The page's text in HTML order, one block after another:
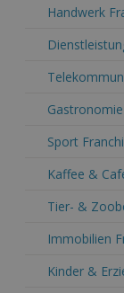
Handwerk
Sport
Kaffee &
Tier- &
Immobilien
Kinder &